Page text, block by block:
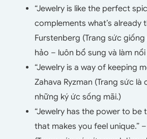
“Jewelry is like the perfect
complements what’s already
Furstenberg (Trang sức
hảo – luôn bổ sung và làm
“Jewelry is a way of keeping
Zahava Ryzman (Trang sức là
những ký ức sống mãi.)
“Jewelry has the power to be
that makes you feel unique.”